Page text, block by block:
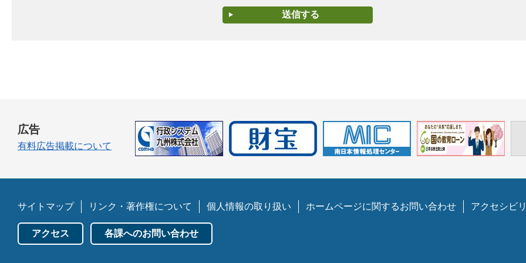
広告
有料広告掲載について
サイトマップ リンク・著作権について 個人情報の取り扱い ホームページに関するお問い合わせ アクセシビ
アクセス 各課へのお問い合わせ